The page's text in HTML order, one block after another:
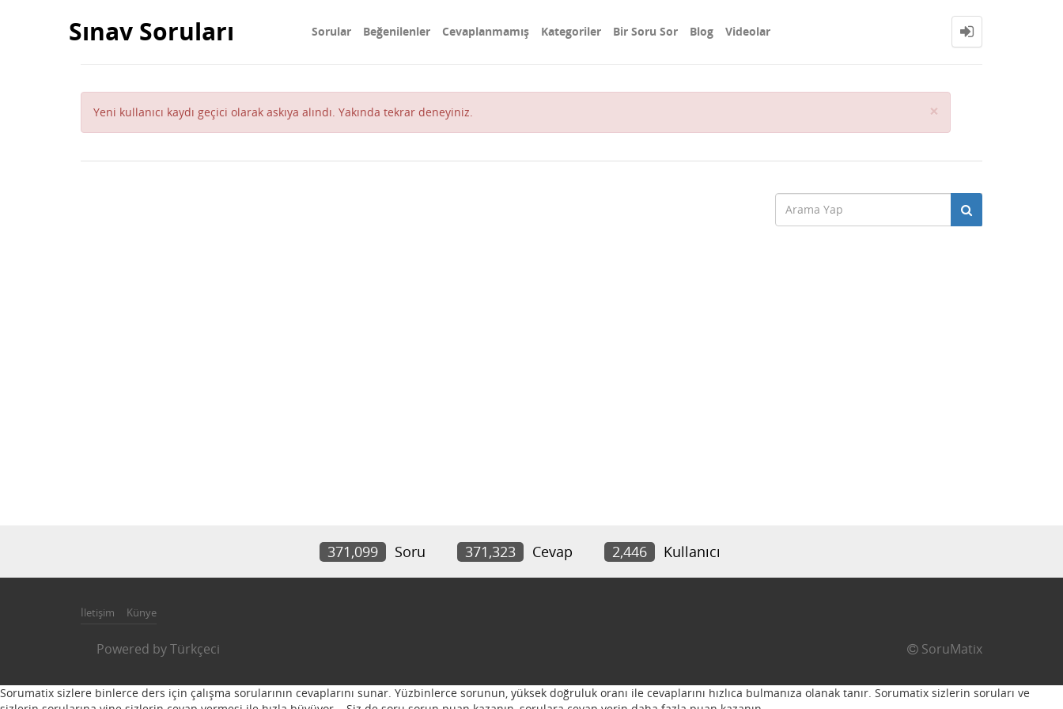
Sınav Soruları Sorular Beğenilenler Cevaplanmamış Kategoriler Bir Soru Sor Blog Videolar
Yeni kullanıcı kaydı geçici olarak askıya alındı. Yakında tekrar deneyiniz. ×
371,099 Soru 371,323 Cevap 2,446 Kullanıcı
İletişim Künye
Powered byTürkçeci SoruMatix
Sorumatix sizlere binlerce ders için çalışma sorularının cevaplarını sunar. Yüzbinlerce sorunun, yüksek doğruluk oranı ile cevaplarını hızlıca bulmanıza olanak tanır. Sorumatix sizlerin soruları ve